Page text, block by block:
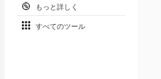
もっと詳しく
すべてのツール